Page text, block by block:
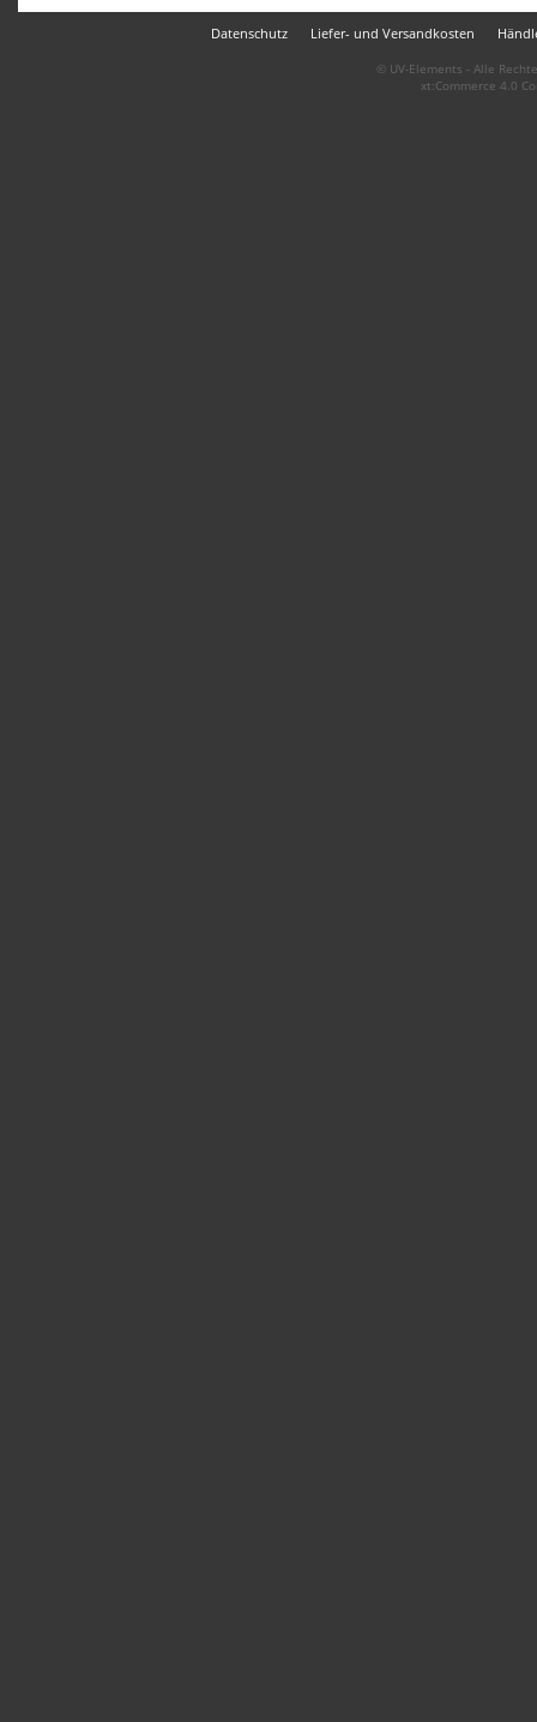
Datenschutz Liefer- und Versandkosten
© UV-Elements - Alle
xt:Commerce 4.0